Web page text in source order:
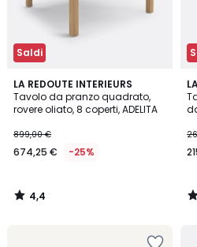
Saldi
LA REDOUTE INTERIEURS
Tavolo da pranzo quadrato,
rovere oliato, 8 coperti, ADELITA
899,00 €
674,25 € -25%
4,4
/ 5
4,4
/
/